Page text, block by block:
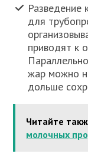
Разведение
для
приводят к
жар можно
дольше
Читайте
молочных